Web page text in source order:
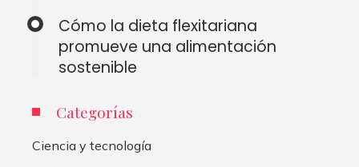
Cómo la dieta flexitariana
promueve una alimentación
sostenible
Categorías
Ciencia y tecnología